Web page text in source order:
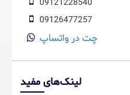
09121228540
09126477257
چت در واتساپ
لینک‌های مفید